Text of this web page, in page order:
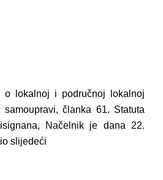
o lokalnoj i područnoj lokalnoj
članka 61. Statuta
Načelnik je dana 22.
slijedeći